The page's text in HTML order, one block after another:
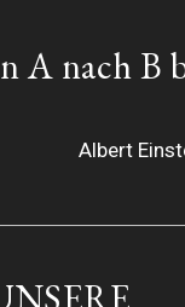
A nach B
Albert